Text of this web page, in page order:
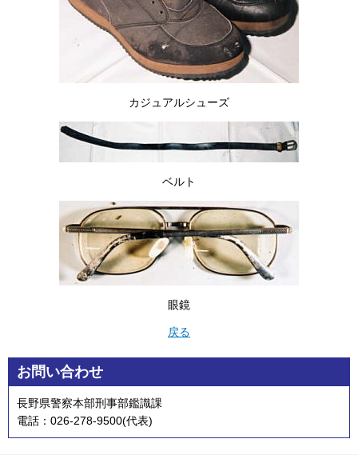
カジュアルシューズ
ベルト
眼鏡
戻る
お問い合わせ
長野県警察本部刑事部鑑識課
電話：026-278-9500(代表)